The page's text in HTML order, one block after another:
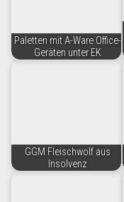
Paletten mit A-Ware Office-
Geräten unter EK
GGM Fleischwolf aus
Insolvenz